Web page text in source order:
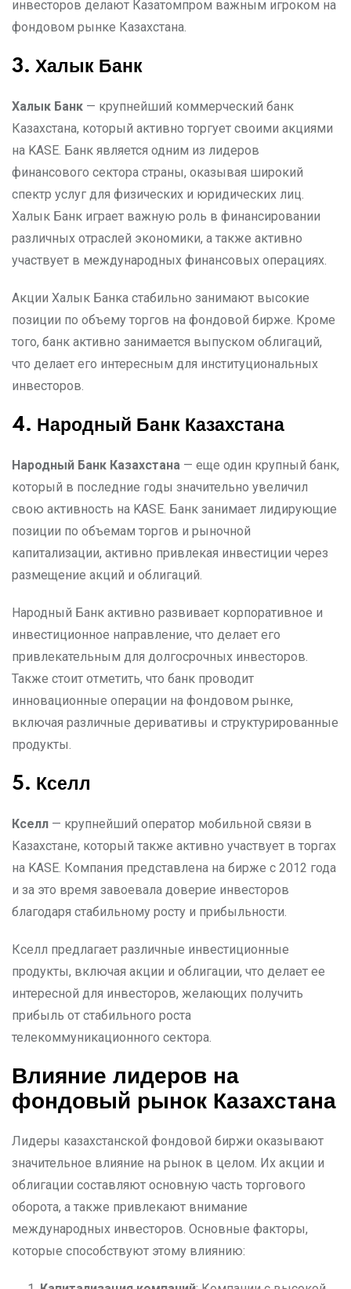
инвесторов делают Казатомпром важным игроком на
фондовом рынке Казахстана.
3. Халык Банк
Халык Банк — крупнейший коммерческий банк
Казахстана, который активно торгует своими акциями
на KASE. Банк является одним из лидеров
финансового сектора страны, оказывая широкий
спектр услуг для физических и юридических лиц.
Халык Банк играет важную роль в финансировании
различных отраслей экономики, а также активно
участвует в международных финансовых операциях.
Акции Халык Банка стабильно занимают высокие
позиции по объему торгов на фондовой бирже. Кроме
того, банк активно занимается выпуском облигаций,
что делает его интересным для институциональных
инвесторов.
4. Народный Банк Казахстана
Народный Банк Казахстана — еще один крупный банк,
который в последние годы значительно увеличил
свою активность на KASE. Банк занимает лидирующие
позиции по объемам торгов и рыночной
капитализации, активно привлекая инвестиции через
размещение акций и облигаций.
Народный Банк активно развивает корпоративное и
инвестиционное направление, что делает его
привлекательным для долгосрочных инвесторов.
Также стоит отметить, что банк проводит
инновационные операции на фондовом рынке,
включая различные деривативы и структурированные
продукты.
5. Кселл
Кселл — крупнейший оператор мобильной связи в
Казахстане, который также активно участвует в торгах
на KASE. Компания представлена на бирже с 2012 года
и за это время завоевала доверие инвесторов
благодаря стабильному росту и прибыльности.
Кселл предлагает различные инвестиционные
продукты, включая акции и облигации, что делает ее
интересной для инвесторов, желающих получить
прибыль от стабильного роста
телекоммуникационного сектора.
Влияние лидеров на
фондовый рынок Казахстана
Лидеры казахстанской фондовой биржи оказывают
значительное влияние на рынок в целом. Их акции и
облигации составляют основную часть торгового
оборота, а также привлекают внимание
международных инвесторов. Основные факторы,
которые способствуют этому влиянию: